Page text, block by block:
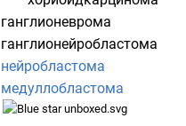
ганглионеврома
ганглионейробластома
нейробластома
медуллобластома